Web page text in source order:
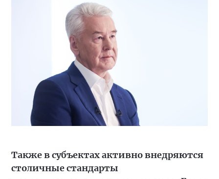
Также в субъектах активно внедряются
столичные стандарты